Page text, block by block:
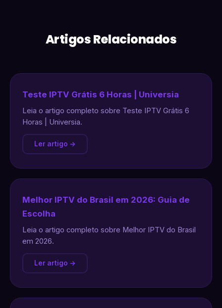
Artigos Relacionados
Teste IPTV Grátis 6 Horas | Universia
Leia o artigo completo sobre Teste IPTV Grátis 6
Horas | Universia.
Ler artigo →
Melhor IPTV do Brasil em 2026: Guia de
Escolha
Leia o artigo completo sobre Melhor IPTV do Brasil
em 2026.
Ler artigo →